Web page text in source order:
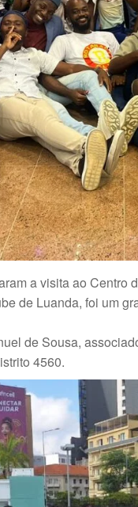
a visita ao
de Luanda, foi um
de Sousa,
4560.